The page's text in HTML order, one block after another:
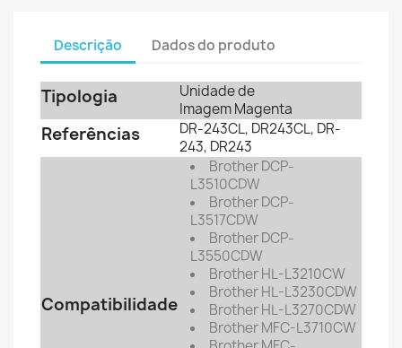
Descrição Dados do produto
Tipologia
Unidade de
Imagem Magenta
Referências
DR-243CL, DR243CL, DR-
243, DR243
Compatibilidade
Brother DCP-
L3510CDW
Brother DCP-
L3517CDW
Brother DCP-
L3550CDW
Brother HL-L3210CW
Brother HL-L3230CDW
Brother HL-L3270CDW
Brother MFC-L3710CW